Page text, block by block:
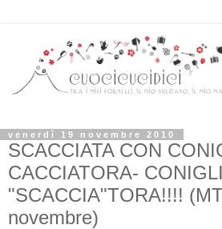
venerdì 19 novembre 2010
SCACCIATA CON
CACCIATORA-
"SCACCIA"TORA!!!!
novembre)